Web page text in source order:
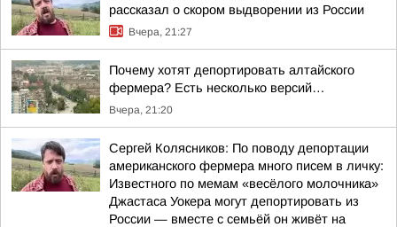
рассказал о скором выдворении из России
Вчера, 21:27
Почему хотят депортировать алтайского
фермера? Есть несколько версий…
Вчера, 21:20
Сергей Колясников: По поводу депортации
американского фермера много писем в личку:
Известного по мемам «весёлого молочника»
Джастаса Уокера могут депортировать из
России — вместе с семьёй он живёт на